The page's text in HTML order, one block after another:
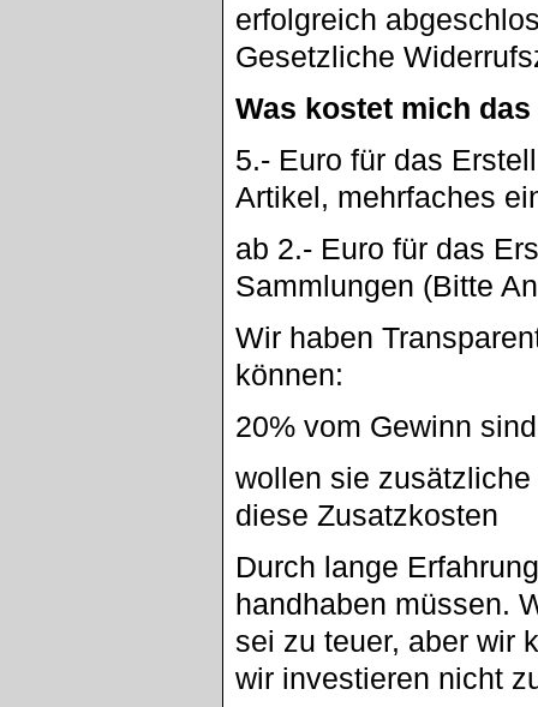
erfolgreich
Gesetzliche
Was kostet mich das
5.- Euro für das
Artikel, mehrfaches
ab 2.- Euro für das
Sammlungen (Bitte
Wir haben
können:
20% vom Gewinn
wollen sie
diese Zusatzkosten
Durch lange
handhaben müssen.
sei zu teuer, aber wir
wir investieren nicht